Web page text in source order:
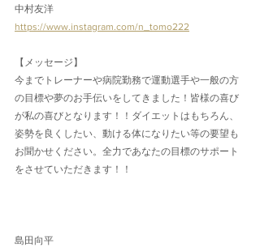
中村友洋
https://www.instagram.com/n_tomo222
【メッセージ】
今までトレーナーや病院勤務で運動選手や一般の方
の目標や夢のお手伝いをしてきました！皆様の喜び
が私の喜びとなります！！ダイエットはもちろん、
姿勢を良くしたい、動ける体になりたい等の要望も
お聞かせください。全力であなたの目標のサポート
をさせていただきます！！
島田向平